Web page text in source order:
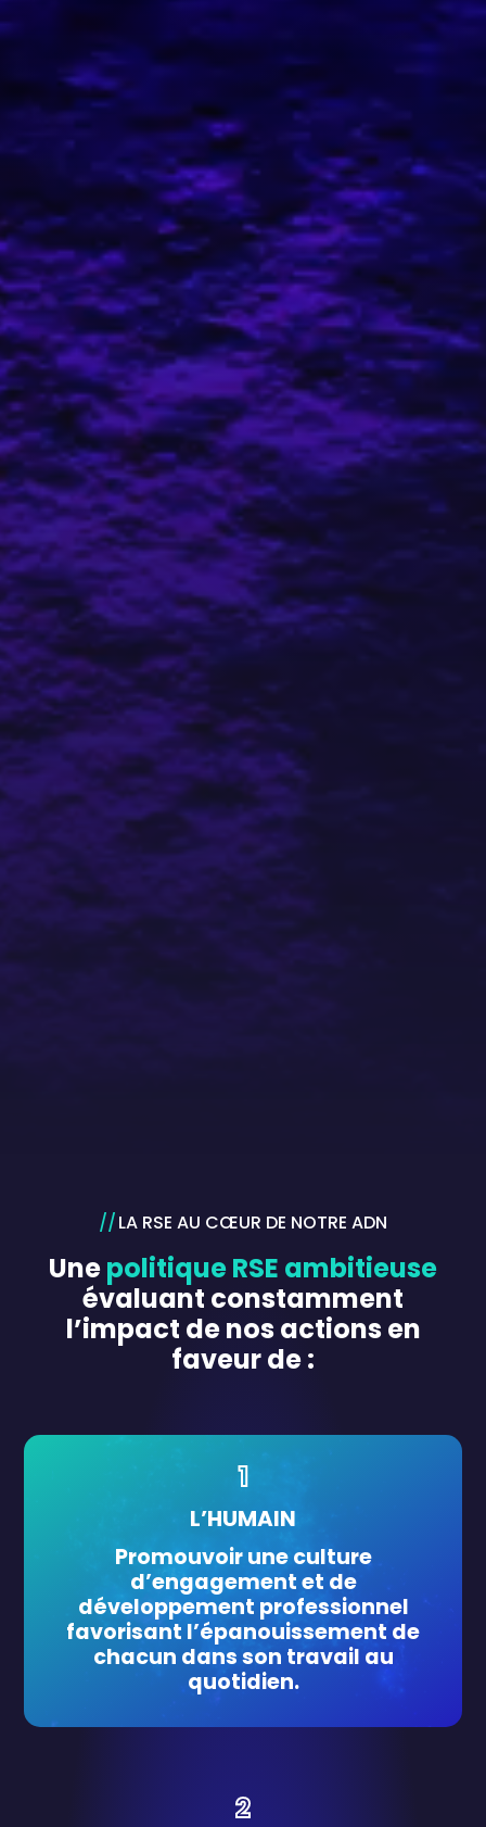
LA RSE AU CŒUR DE NOTRE ADN
Unepolitique RSE ambitieuse
évaluant constamment
l’impact de nos actions en
faveur de :
1
L’HUMAIN
Promouvoir une culture
d’engagement et de
développement professionnel
favorisant l’épanouissement de
chacun dans son travail au
quotidien.
2